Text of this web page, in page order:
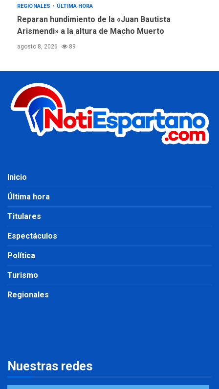
REGIONALES ÚLTIMA HORA
Reparan hundimiento de la «Juan Bautista
Arismendi» a la altura de Macho Muerto
agosto 8, 2026 89
Inicio
Última hora
Titulares
Espectáculos
Política
Turismo
Regionales
Nuestras redes